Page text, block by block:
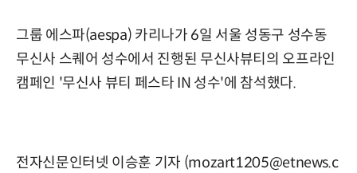
그룹 에스파(aespa) 카리나가 6일 서울 성동구 성수동
무신사 스퀘어 성수에서 진행된 무신사뷰티의 오프라인
캠페인 '무신사 뷰티 페스타 IN 성수'에 참석했다.
전자신문인터넷 이승훈 기자 (mozart1205@etnews.c